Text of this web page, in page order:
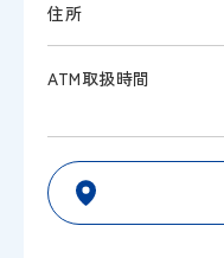
住所
ATM取扱時間